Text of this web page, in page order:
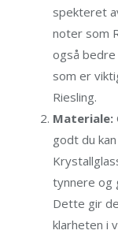
spekteret
noter som
også bedre
som er
Riesling.
Materiale:
godt du
tynnere og
Dette gir
klarheten i